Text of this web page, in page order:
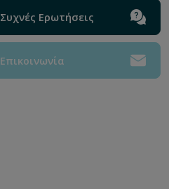
Συχνές Ερωτήσεις
Επικοινωνία